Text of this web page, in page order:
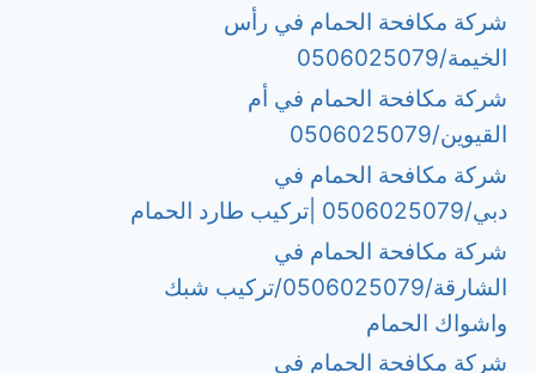
شركة مكافحة الحمام في رأس
الخيمة/0506025079
شركة مكافحة الحمام في أم
القيوين/0506025079
شركة مكافحة الحمام في
دبي/0506025079 |تركيب طارد الحمام
شركة مكافحة الحمام في
الشارقة/0506025079/تركيب شبك
واشواك الحمام
شركة مكافحة الحمام في